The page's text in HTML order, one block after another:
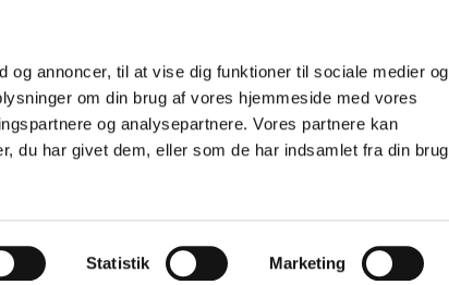
og annoncer, til at vise dig funktioner til sociale medier og
om din brug af vores hjemmeside med vores
og analysepartnere. Vores partnere kan
du har givet dem, eller som de har indsamlet fra din brug
Statistik Marketing
71, 2605 Brøndby
Cookiepolitik Tilgængelighedserklæring